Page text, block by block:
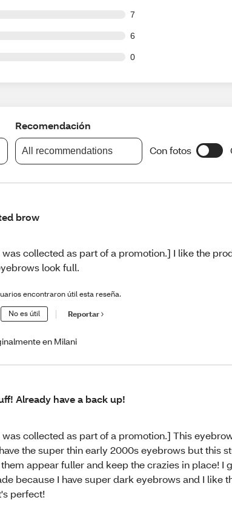
7
6
0
Recomendación
All recommendations Con fotos
brow
collected as part of a promotion.] I like the
look full.
encontraron útil esta reseña.
No es útil Reportar
en Milani
Already have a back up!
collected as part of a promotion.] This
the super thin early 2000s eyebrows but this
appear fuller and keep the crazies in place! I
because I have super dark eyebrows and I like
perfect!